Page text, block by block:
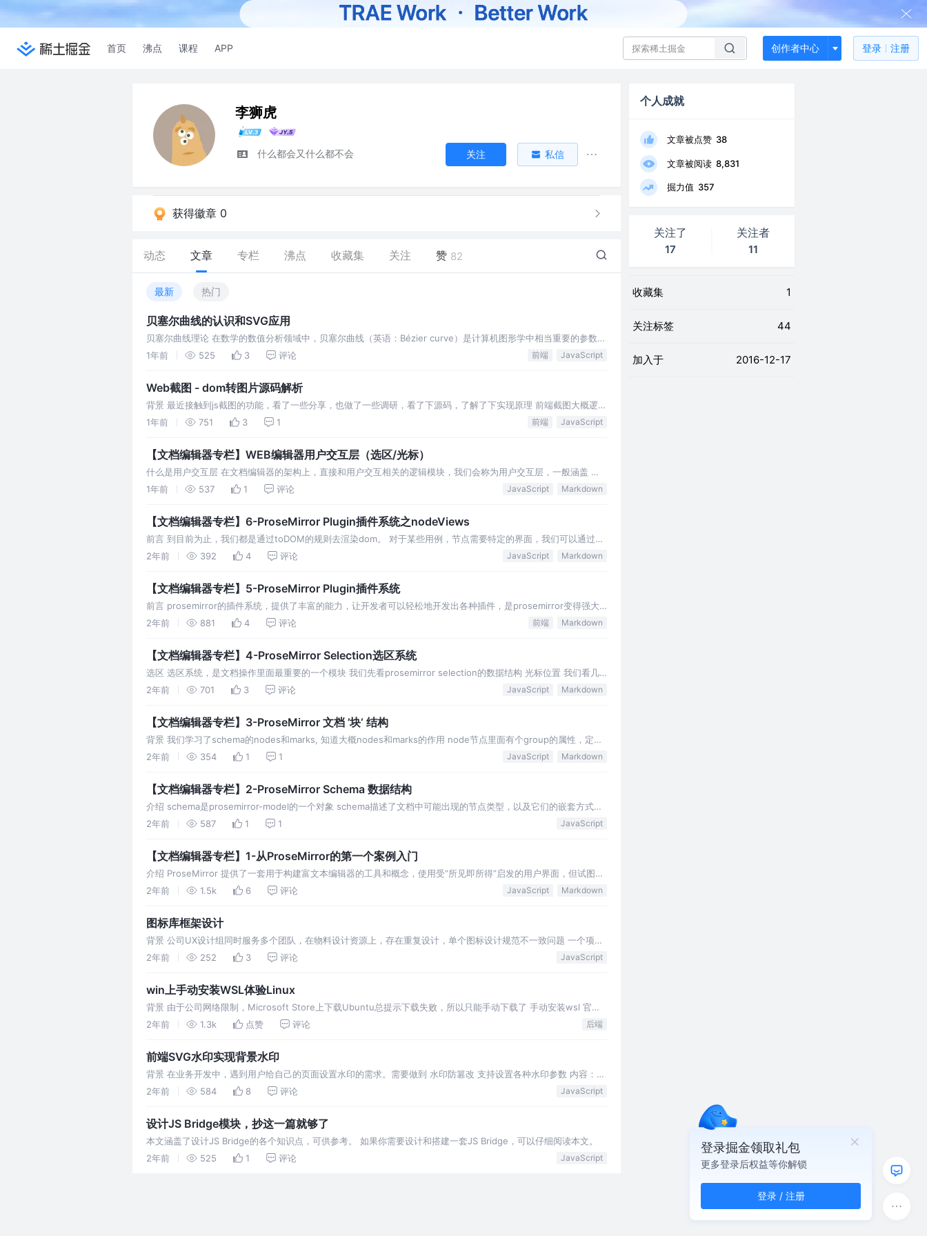
首页 沸点 课程 APP 创作者中心 登录 注册
李狮虎
什么都会又什么都不会 关注 私信
获得徽章 0
动态 文章 专栏 沸点 收藏集 关注 赞 82
最新 热门
贝塞尔曲线的认识和SVG应用
贝塞尔曲线理论 在数学的数值分析领域中，贝塞尔曲线（英语：Bézier curve）是计算机图形学中相当重要的参数曲
线。更高维度的广泛化贝塞尔曲线就称作贝兹曲面，其中贝兹三角是一种特殊的实例。 贝塞尔
1年前 525 3 评论 前端 JavaScript
Web截图 - dom转图片源码解析
背景 最近接触到js截图的功能，看了一些分享，也做了一些调研，看了下源码，了解了下实现原理 前端截图大概逻辑
都为 拿到需要复制的node对象 解析node对象，克隆一个带样式的node 用canvas
1年前 751 3 1 前端 JavaScript
【文档编辑器专栏】WEB编辑器用户交互层（选区/光标）
什么是用户交互层 在文档编辑器的架构上，直接和用户交互相关的逻辑模块，我们会称为用户交互层，一般涵盖 内
容呈现 选区 光标 用户输入 悬浮操作菜单 等 竞品对比 效果对比 选中的效果，我个人认为排名为
1年前 537 1 评论 JavaScript Markdown
【文档编辑器专栏】6-ProseMirror Plugin插件系统之nodeViews
前言 到目前为止，我们都是通过toDOM的规则去渲染dom。 对于某些用例，节点需要特定的界面，我们可以通过
Plugin EditorProps.nodeViews去自定义节点视图 nodeViews
2年前 392 4 评论 JavaScript Markdown
【文档编辑器专栏】5-ProseMirror Plugin插件系统
前言 prosemirror的插件系统，提供了丰富的能力，让开发者可以轻松地开发出各种插件，是prosemirror变得强大
的一个重要模块 相信大家都了解或知道webpack的插件原理，webpack
2年前 881 4 评论 前端 Markdown
【文档编辑器专栏】4-ProseMirror Selection选区系统
选区 选区系统，是文档操作里面最重要的一个模块 我们先看prosemirror selection的数据结构 光标位置 我们看几
个例子再说明具体的字段意义 只有光标 from=to=head=anch
2年前 701 3 评论 JavaScript Markdown
【文档编辑器专栏】3-ProseMirror 文档 ’块‘ 结构
背景 我们学习了schema的nodes和marks, 知道大概nodes和marks的作用 node节点里面有个group的属性，定义
了该节点为block还是inline 在渲染层面，其实是定义了该
2年前 354 1 1 JavaScript Markdown
【文档编辑器专栏】2-ProseMirror Schema 数据结构
介绍 schema是prosemirror-model的一个对象 schema描述了文档中可能出现的节点类型，以及它们的嵌套方式。
例如，它可以说明顶层节点可以包含一个或多个区块，段落节点可以包含任意
2年前 587 1 1 JavaScript
【文档编辑器专栏】1-从ProseMirror的第一个案例入门
介绍 ProseMirror 提供了一套用于构建富文本编辑器的工具和概念，使用受“所见即所得”启发的用户界面，但试图避
免这种编辑风格的缺陷。 ProseMirror 的主要原则是您的代码可以完全控制文
2年前 1.5k 6 评论 JavaScript Markdown
图标库框架设计
背景 公司UX设计组同时服务多个团队，在物料设计资源上，存在重复设计，单个图标设计规范不一致问题 一个项目
内，开发会引入多个同样的图标，开发效率慢和资源重复； 优点 沉淀图标物料，避免UI重复开发 公
2年前 252 3 评论 JavaScript
win上手动安装WSL体验Linux
背景 由于公司网络限制，Microsoft Store上下载Ubuntu总提示下载失败，所以只能手动下载了 手动安装wsl 官网
安装教程 1.启用适用于Linux 的 Windows 子系统 管理员权
2年前 1.3k 点赞 评论 后端
前端SVG水印实现背景水印
背景 在业务开发中，遇到用户给自己的页面设置水印的需求。需要做到 水印防篡改 支持设置各种水印参数 内容：支
持换行，支持repeat显示 大小 字体 层级 旋转度 多水印之间的水平和垂直间距 方案对比
2年前 584 8 评论 JavaScript
设计JS Bridge模块，抄这一篇就够了
本文涵盖了设计JS Bridge的各个知识点，可供参考。 如果你需要设计和搭建一套JS Bridge，可以仔细阅读本文。
2年前
525 1 评论 JavaScript
个人成就
文章被点赞 38
文章被阅读 8,831
掘力值 357
关注了
17
关注者
11
收藏集 1
关注标签 44
加入于 2016-12-17
登录掘金领取礼包
更多登录后权益等你解锁
登录 / 注册